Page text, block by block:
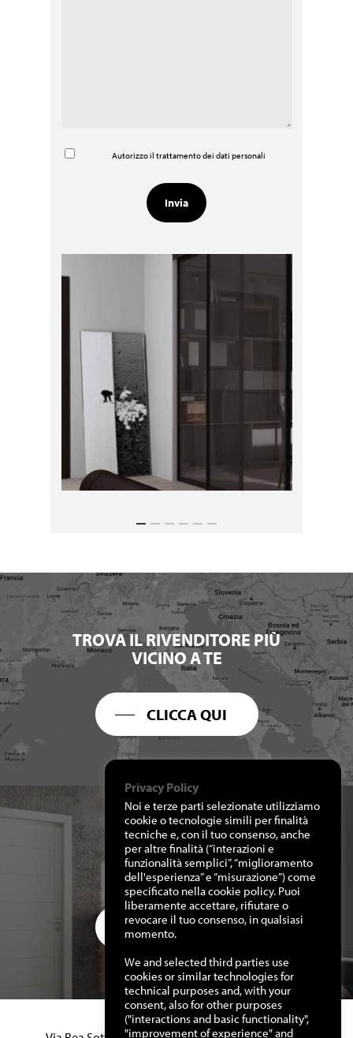
Autorizzo il trattamento dei dati personali
TROVA IL RIVENDITORE PIÙ
VICINO A TE
CLICCA QUI
RICHIEDI I NOSTRI
CATALOGHI
CLICCA QUI
Manuello Design Srl
Privacy Policy
Noi e terze parti selezionate utilizziamo
cookie o tecnologie simili per finalità
tecniche e, con il tuo consenso, anche
per altre finalità (“interazioni e
funzionalità semplici”, “miglioramento
dell'esperienza” e “misurazione”) come
specificato nella cookie policy. Puoi
liberamente accettare, rifiutare o
revocare il tuo consenso, in qualsiasi
momento.
We and selected third parties use
cookies or similar technologies for
technical purposes and, with your
consent, also for other purposes
("interactions and basic functionality",
"improvement of experience" and